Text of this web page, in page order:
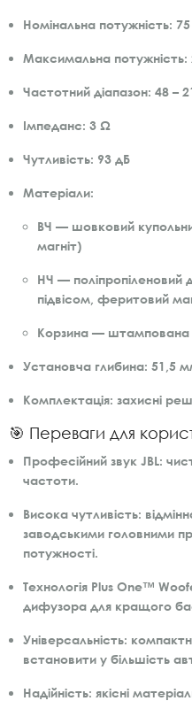
Номінальна потужність:
Максимальна потужність:
Частотний діапазон: 48 –
Імпеданс: 3 Ω
Чутливість: 93 дБ
Матеріали:
ВЧ — шовковий
магніт)
НЧ — поліпропіленовий
підвісом, феритовий
Корзина — штампована
Установча глибина: 51,5
Комплектація: захисні
🎯 Переваги для
Професійний звук JBL:
частоти.
Висока чутливість:
заводськими головними
потужності.
Технологія Plus One™
дифузора для кращого
Універсальність:
встановити у більшість
Надійність: якісні